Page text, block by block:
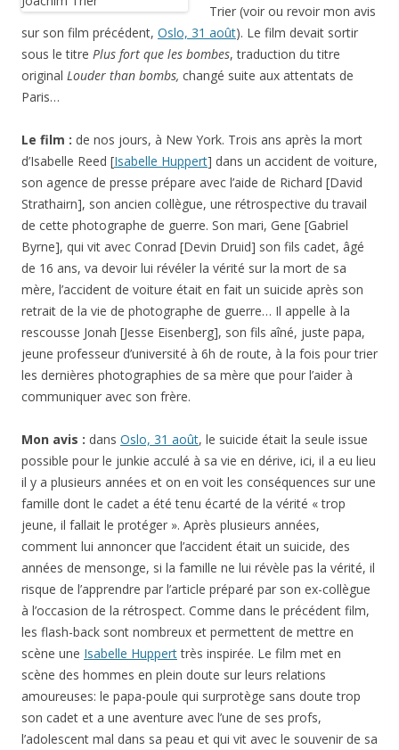
Trier (voir ou revoir mon avis
sur son film précédent, Oslo, 31 août). Le film devait sortir
sous le titre Plus fort que les bombes, traduction du titre
original Louder than bombs, changé suite aux attentats de
Paris…
Le film : de nos jours, à New York. Trois ans après la mort
d’Isabelle Reed [Isabelle Huppert] dans un accident de voiture,
son agence de presse prépare avec l’aide de Richard [David
Strathairn], son ancien collègue, une rétrospective du travail
de cette photographe de guerre. Son mari, Gene [Gabriel
Byrne], qui vit avec Conrad [Devin Druid] son fils cadet, âgé
de 16 ans, va devoir lui révéler la vérité sur la mort de sa
mère, l’accident de voiture était en fait un suicide après son
retrait de la vie de photographe de guerre… Il appelle à la
rescousse Jonah [Jesse Eisenberg], son fils aîné, juste papa,
jeune professeur d’université à 6h de route, à la fois pour trier
les dernières photographies de sa mère que pour l’aider à
communiquer avec son frère.
Mon avis : dans Oslo, 31 août, le suicide était la seule issue
possible pour le junkie acculé à sa vie en dérive, ici, il a eu lieu
il y a plusieurs années et on en voit les conséquences sur une
famille dont le cadet a été tenu écarté de la vérité « trop
jeune, il fallait le protéger ». Après plusieurs années,
comment lui annoncer que l’accident était un suicide, des
années de mensonge, si la famille ne lui révèle pas la vérité, il
risque de l’apprendre par l’article préparé par son ex-collègue
à l’occasion de la rétrospect. Comme dans le précédent film,
les flash-back sont nombreux et permettent de mettre en
scène une Isabelle Hupperttrès inspirée. Le film met en
scène des hommes en plein doute sur leurs relations
amoureuses: le papa-poule qui surprotège sans doute trop
son cadet et a une aventure avec l’une de ses profs,
l’adolescent mal dans sa peau et qui vit avec le souvenir de sa